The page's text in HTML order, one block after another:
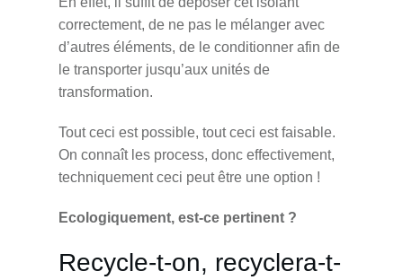
correctement, de ne pas le mélanger avec
d’autres éléments, de le conditionner afin de
le transporter jusqu’aux unités de
transformation.
Tout ceci est possible, tout ceci est faisable.
On connaît les process, donc effectivement,
techniquement ceci peut être une option !
Ecologiquement, est-ce pertinent ?
Recycle-t-on, recyclera-t-